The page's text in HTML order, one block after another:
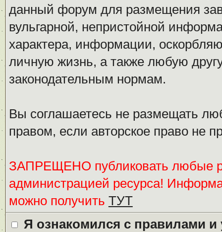
данный форум для размещения
вульгарной, непристойной
характера, информации,
личную жизнь, а также любую
законодательным нормам.
Вы соглашаетесь не размещать
правом, если авторское право не
ЗАПРЕЩЕНО публиковать любые
администрацией ресурса!
можно получить ТУТ
Я ознакомился с правилами